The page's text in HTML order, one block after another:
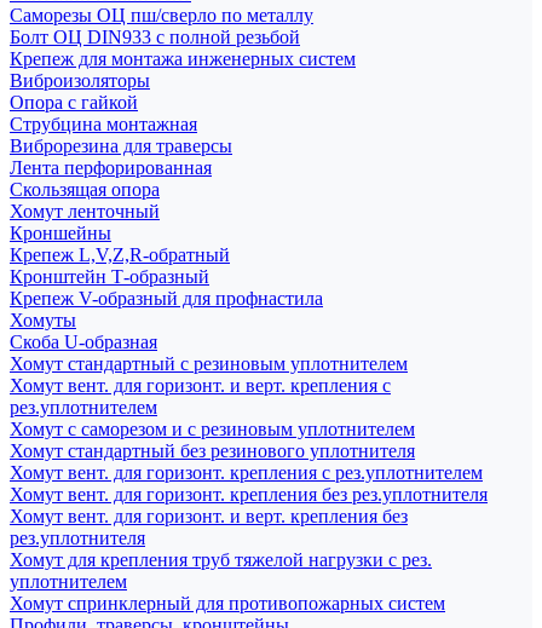
Саморезы ОЦ пш/сверло по металлу
Болт ОЦ DIN933 с полной резьбой
Крепеж для монтажа инженерных систем
Виброизоляторы
Опора с гайкой
Струбцина монтажная
Виброрезина для траверсы
Лента перфорированная
Скользящая опора
Хомут ленточный
Кроншейны
Крепеж L,V,Z,R-обратный
Кронштейн Т-образный
Крепеж V-образный для профнастила
Хомуты
Скоба U-образная
Хомут стандартный с резиновым уплотнителем
Хомут вент. для горизонт. и верт. крепления с
рез.уплотнителем
Хомут с саморезом и с резиновым уплотнителем
Хомут стандартный без резинового уплотнителя
Хомут вент. для горизонт. крепления с рез.уплотнителем
Хомут вент. для горизонт. крепления без рез.уплотнителя
Хомут вент. для горизонт. и верт. крепления без
рез.уплотнителя
Хомут для крепления труб тяжелой нагрузки с рез.
уплотнителем
Хомут спринклерный для противопожарных систем